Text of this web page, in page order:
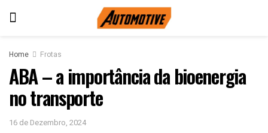
Home Frotas
ABA – a importância da bioenergia
no transporte
16 de Dezembro, 2024